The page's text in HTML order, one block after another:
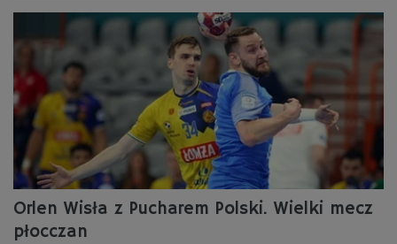
Orlen Wisła z Pucharem Polski. Wielki mecz
płocczan